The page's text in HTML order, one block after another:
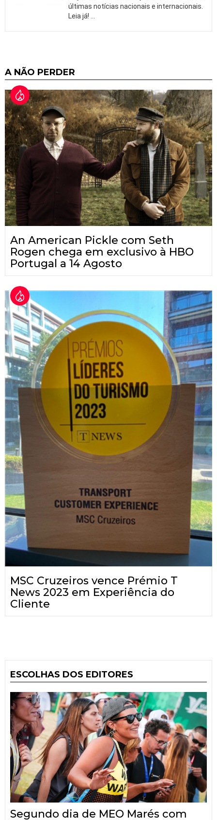
últimas notícias nacionais e internacionais.
Leia já!
A NÃO PERDER
An American Pickle com Seth
Rogen chega em exclusivo à HBO
Portugal a 14 Agosto
MSC Cruzeiros vence Prémio T
News 2023 em Experiência do
Cliente
ESCOLHAS DOS EDITORES
Segundo dia de MEO Marés com